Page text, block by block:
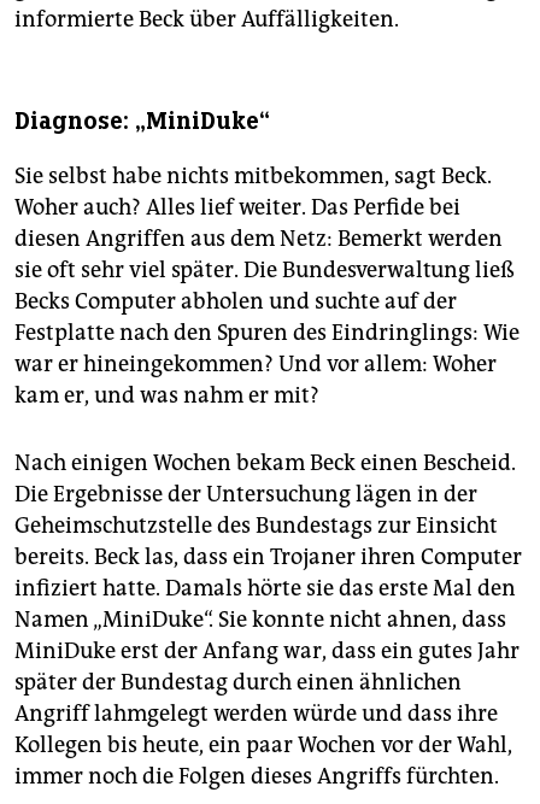
informierte Beck über Auffälligkeiten.
Diagnose: „MiniDuke“
Sie selbst habe nichts mitbekommen, sagt Beck.
Woher auch? Alles lief weiter. Das Perfide bei
diesen Angriffen aus dem Netz: Bemerkt werden
sie oft sehr viel später. Die Bundesverwaltung ließ
Becks Computer abholen und suchte auf der
Festplatte nach den Spuren des Eindringlings: Wie
war er hineingekommen? Und vor allem: Woher
kam er, und was nahm er mit?
Nach einigen Wochen bekam Beck einen Bescheid.
Die Ergebnisse der Unter­suchung lägen in der
Geheimschutzstelle des Bundestags zur Einsicht
bereits. Beck las, dass ein Trojaner ihren Computer
­infiziert hatte. Damals hörte sie das erste Mal den
Namen „MiniDuke“. Sie konnte nicht ahnen, dass
MiniDuke erst der Anfang war, dass ein gutes Jahr
später der Bundestag durch einen ähnlichen
Angriff lahmgelegt werden würde und dass ihre
Kollegen bis heute, ein paar Wochen vor der Wahl,
immer noch die Folgen dieses Angriffs fürchten.